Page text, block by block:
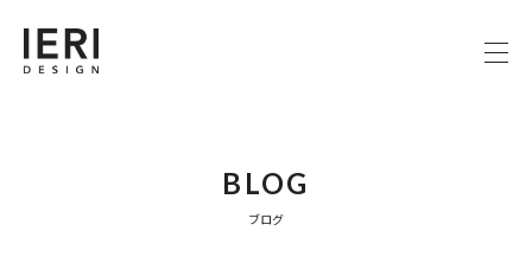
BLOG
ブログ